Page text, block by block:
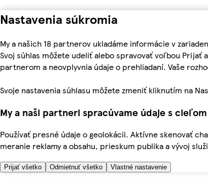
Nastavenia súkromia
My a našich 18 partnerov ukladáme informácie v
Svoj súhlas môžete udeliť alebo spravovať voľbou
partnerom a neovplyvnia údaje o prehliadaní. Vaše
Svoje nastavenia súhlasu môžete zmeniť kliknutím na
My a naši partneri spracúvame údaje s cieľom
Používať presné údaje o geolokácii. Aktívne skenovať
meranie reklamy a obsahu, prieskum publika a vývoj
Prijať všetko Odmietnuť všetko Vlastné nastavenie